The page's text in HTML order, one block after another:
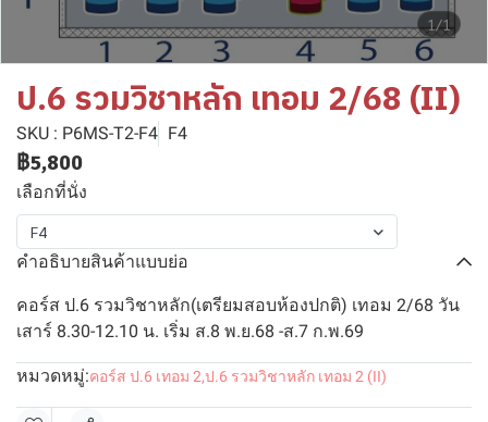
1/1
ป.6 รวมวิชาหลัก เทอม 2/68 (II)
SKU : P6MS-T2-F4 F4
฿5,800
เลือกที่นั่ง
F4
คำอธิบายสินค้าแบบย่อ
คอร์ส ป.6 รวมวิชาหลัก(เตรียมสอบห้องปกติ) เทอม 2/68 วัน
เสาร์ 8.30-12.10 น. เริ่ม ส.8 พ.ย.68 -ส.7 ก.พ.69
หมวดหมู่:คอร์ส ป.6 เทอม 2,ป.6 รวมวิชาหลัก เทอม 2 (II)